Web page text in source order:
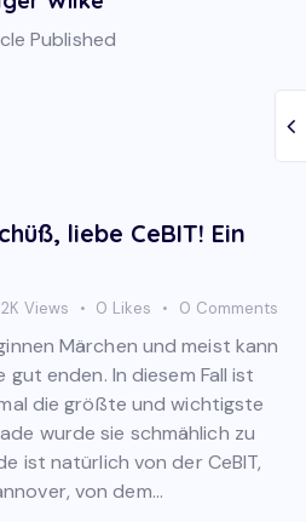
Published
liebe CeBIT! Ein
2K Views 0 Likes 0 Comments
Märchen und meist kann
gut enden. In diesem Fall ist
die größte und wichtigste
wurde sie schmählich zu
ist natürlich von der CeBIT,
von dem…